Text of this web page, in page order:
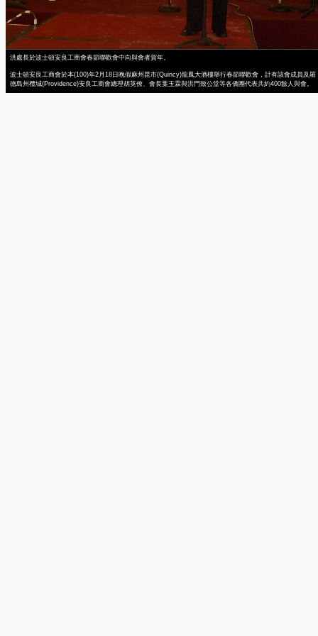
洪處長於波士頓安良工商會春節聯歡會中向與會者賀年。
波士頓安良工商會於本(100)年2月18日晚假麻州昆市(Quincy)龍鳳大酒樓舉行春節聯歡會，計有該會成員及羅
德島州欖城(Providence)安良工商會總理胡英僚、會長葉玉霖與洪門致公堂等各僑團代表共約400餘人與會。